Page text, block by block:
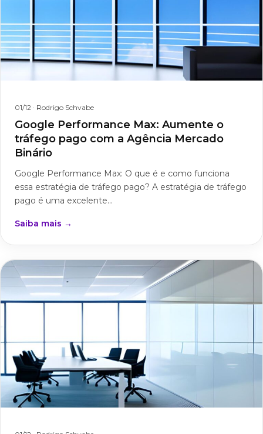
01/12 · Rodrigo Schvabe
Google Performance Max: Aumente o
tráfego pago com a Agência Mercado
Binário
Google Performance Max: O que é e como funciona
essa estratégia de tráfego pago? A estratégia de tráfego
pago é uma excelente...
Saiba mais →